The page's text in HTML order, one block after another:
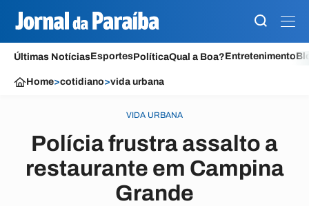
Últimas NotíciasEsportesPolíticaQual a Boa?Entretenimento
Home>cotidiano>vida urbana
VIDA URBANA
Polícia frustra assalto a
restaurante em Campina
Grande